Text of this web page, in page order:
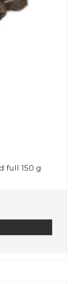
full 150 g